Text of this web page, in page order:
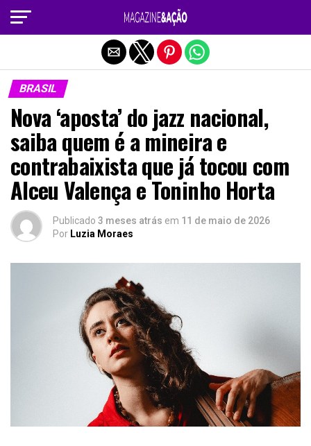
BRASIL
Nova ‘aposta’ do jazz nacional,
saiba quem é a mineira e
contrabaixista que já tocou com
Alceu Valença e Toninho Horta
Publicado 3 meses atrás em 11 de maio de 2026
Por Luzia Moraes
Sair da versão mobile